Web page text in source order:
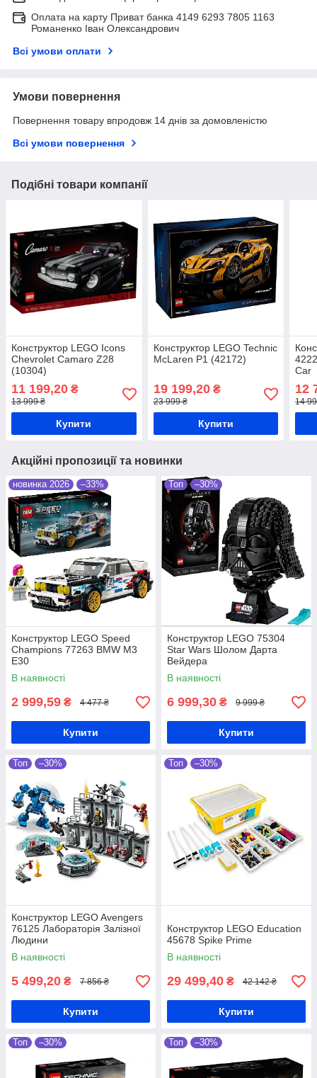
Оплата на карту Приват банка 4149 6293 7805 1163
Романенко Іван Олександрович
Всі умови оплати
Умови повернення
Повернення товару впродовж 14 днів за домовленістю
Всі умови повернення
Подібні товари компанії
Конструктор LEGO Icons
Chevrolet Camaro Z28
(10304)
11 199,20 ₴
13 999 ₴
Купити
Конструктор LEGO Technic
McLaren P1 (42172)
19 199,20₴
23 999 ₴
Купити
Car
12
14
Акційні пропозиції та новинки
новинка 2026 –33%
Конструктор LEGO Speed
Champions 77263 BMW M3
E30
В наявності
2 999,59 ₴ 4 477 ₴
Купити
Топ –30%
Конструктор LEGO 75304
Star Wars Шолом Дарта
Вейдера
В наявності
6 999,30 ₴ 9 999 ₴
Купити
Топ –30%
Конструктор LEGO Avengers
76125 Лабораторія Залізної
Людини
В наявності
5 499,20 ₴ 7 856 ₴
Купити
Топ –30%
Конструктор LEGO Education
45678 Spike Prime
В наявності
29 499,40 ₴ 42 142 ₴
Купити
Топ –30% Топ –30%